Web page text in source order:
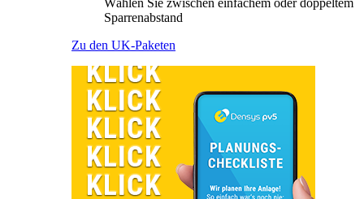
Sparrenabstand
Zu den UK-Paketen